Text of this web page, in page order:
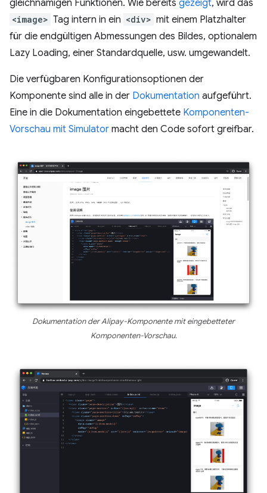
gleichnamigen Funktionen. Wie bereits gezeigt, wird das
<image> Tag intern in ein <div> mit einem Platzhalter
für die endgültigen Abmessungen des Bildes, optionalem
Lazy Loading, einer Standardquelle, usw. umgewandelt.
Die verfügbaren Konfigurationsoptionen der
Komponente sind alle in der Dokumentation aufgeführt.
Eine in die Dokumentation eingebettete Komponenten-
Vorschau mit Simulator macht den Code sofort greifbar.
Dokumentation der Alipay-Komponente mit eingebetteter
Komponenten-Vorschau.